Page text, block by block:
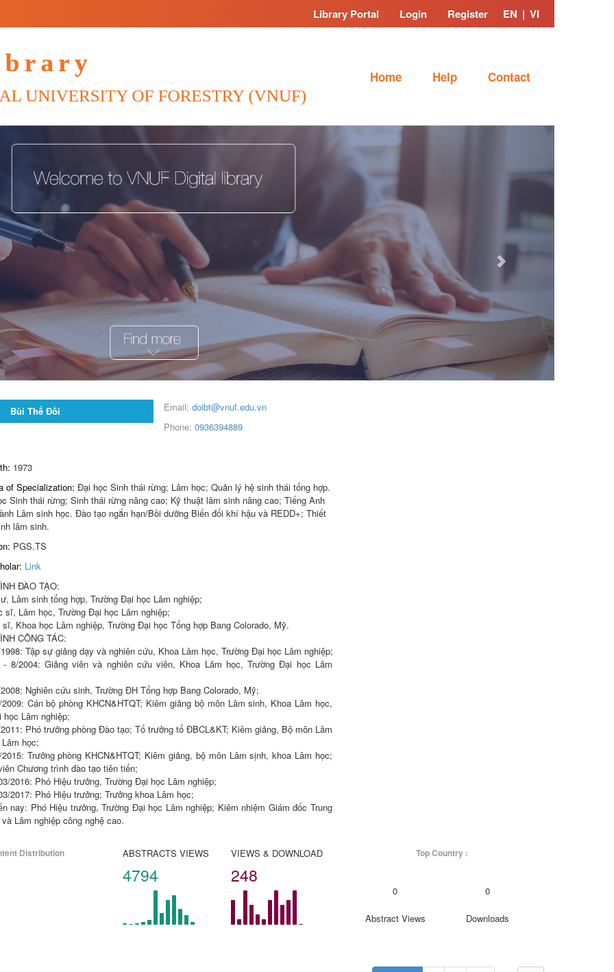
Library Portal Login Register EN | VI
Home Help Contact
Bùi Thế Đồi Email: doibt@vnuf.edu.vn
Phone: 0936394889
1973
of Specialization: Đại học Sinh thái rừng; Lâm học; Quản lý hệ sinh thái tổng hợp.
Sinh thái rừng; Sinh thái rừng nâng cao; Kỹ thuật lâm sinh nâng cao; Tiếng Anh
Lâm sinh học. Đào tạo ngắn hạn/Bồi dưỡng Biến đổi khí hậu và REDD+; Thiết
lâm sinh.
PGS.TS
Link
ĐÀO TẠO:
Lâm sinh tổng hợp, Trường Đại học Lâm nghiệp;
sĩ, Lâm học, Trường Đại học Lâm nghiệp;
Khoa học Lâm nghiệp, Trường Đại học Tổng hợp Bang Colorado, Mỹ.
CÔNG TÁC:
Tập sự giảng dạy và nghiên cứu, Khoa Lâm học, Trường Đại học Lâm nghiệp;
- 8/2004: Giảng viên và nghiên cứu viên, Khoa Lâm học, Trường Đại học Lâm
Nghiên cứu sinh, Trường ĐH Tổng hợp Bang Colorado, Mỹ;
Cán bộ phòng KHCN&HTQT; Kiêm giảng bộ môn Lâm sinh, Khoa Lâm học,
học Lâm nghiệp;
Phó trưởng phòng Đào tạo; Tổ trưởng tổ ĐBCL&KT; Kiêm giảng, Bộ môn Lâm
học;
Trưởng phòng KHCN&HTQT; Kiêm giảng, bộ môn Lâm sịnh, khoa Lâm học;
Chương trình đào tạo tiên tiến;
2016: Phó Hiệu trưởng, Trường Đại học Lâm nghiệp;
2017: Phó Hiệu trưởng; Trưởng khoa Lâm học;
nay: Phó Hiệu trưởng, Trường Đại học Lâm nghiệp; Kiêm nhiệm Giám đốc Trung
Lâm nghiệp công nghệ cao.
Distribution ABSTRACTS VIEWS
4794
VIEWS & DOWNLOAD
248
Top Country :
Abstract Views
0
Downloads
0